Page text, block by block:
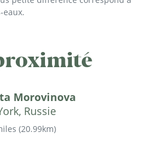
eaux.
Morovinova
Russie
(20.99km)